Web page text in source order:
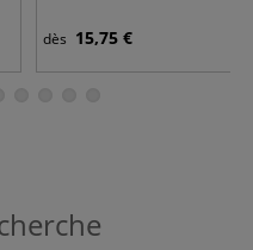
dès 15,75 €